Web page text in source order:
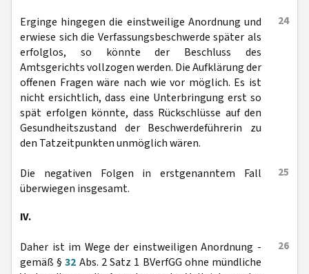
24
Erginge hingegen die einstweilige Anordnung und
erwiese sich die Verfassungsbeschwerde später als
erfolglos, so könnte der Beschluss des
Amtsgerichts vollzogen werden. Die Aufklärung der
offenen Fragen wäre nach wie vor möglich. Es ist
nicht ersichtlich, dass eine Unterbringung erst so
spät erfolgen könnte, dass Rückschlüsse auf den
Gesundheitszustand der Beschwerdeführerin zu
den Tatzeitpunkten unmöglich wären.
25
Die negativen Folgen in erstgenanntem Fall
überwiegen insgesamt.
IV.
26
Daher ist im Wege der einstweiligen Anordnung -
gemäß §32 Abs. 2 Satz 1 BVerfGG ohne mündliche